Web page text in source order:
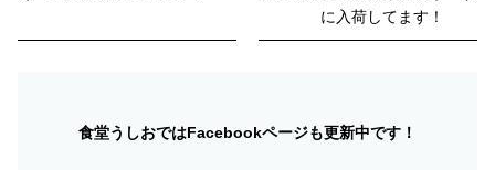
ビ
に入荷してます！
食堂うしおではFacebookページも更新中です！